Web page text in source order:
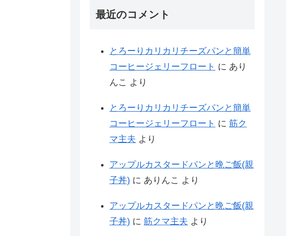
最近のコメント
とろーりカリカリチーズパンと簡単
コーヒージェリーフロート に あり
んこ より
とろーりカリカリチーズパンと簡単
コーヒージェリーフロート に 筋ク
マ主夫 より
アップルカスタードパンと晩ご飯(親
子丼) に ありんこ より
アップルカスタードパンと晩ご飯(親
子丼) に 筋クマ主夫 より